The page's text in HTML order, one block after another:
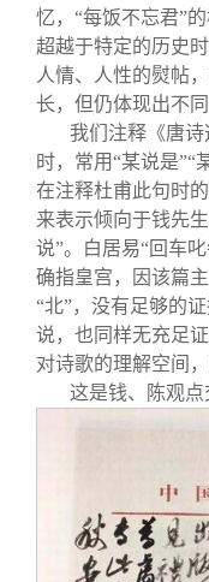
忆，“每饭不忘君”
超越于特定的历史
人情、人性的熨帖
长，但仍体现出不
我们注释《唐
时，常用“某说是”“
在注释杜甫此句时
来表示倾向于钱先
说”。白居易“回车
确指皇宫，因该篇
“北”，没有足够的
说，也同样无充足
对诗歌的理解空间
这是钱、陈观点